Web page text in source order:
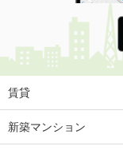
価 格
住
専有
熊本県熊本市中央
賃貸
新築マンション